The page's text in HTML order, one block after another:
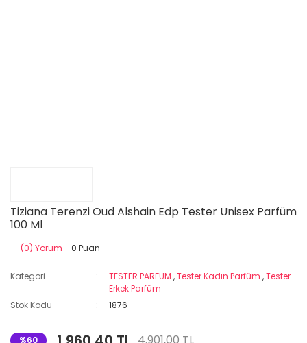
Tiziana Terenzi Oud Alshain Edp Tester Ünisex Parfüm
100 Ml
(0) Yorum - 0 Puan
Kategori TESTER PARFÜM ,Tester Kadın Parfüm ,Tester
Erkek Parfüm
Stok Kodu
1876
%60